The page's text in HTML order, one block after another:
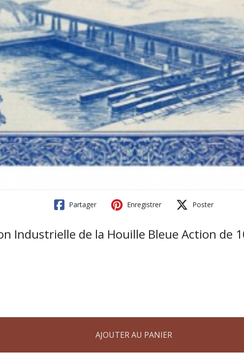
Partager Enregistrer Poster
Industrielle de la Houille Bleue Action de
AJOUTER AU PANIER